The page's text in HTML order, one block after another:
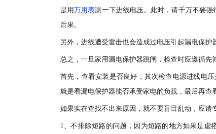
是用万用表测一下进线电压。此时，请千万不要
后果。
另外，进线遭受雷击也会造成过电压引起漏电保护
总之，一旦家用漏电保护器跳闸，检查时应遵循先
首先，查看安装是否良好，其次检查电源进线电
就是看漏电保护器能否承受家电的负载，最后再查
如果实在查找不出来原因，就不要盲目乱动，应请
1、不排除短路的问题，因为短路的地方如果是